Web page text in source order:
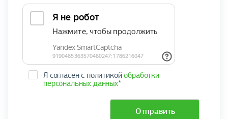
Я согласен с политикойобработки
персональных данных*
Отправить